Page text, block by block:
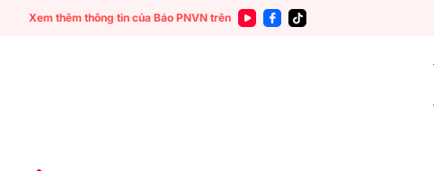
Xem thêm thông tin của Báo PNVN trên